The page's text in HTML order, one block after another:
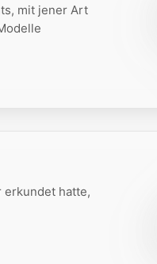
mit jener Art
erkundet hatte,